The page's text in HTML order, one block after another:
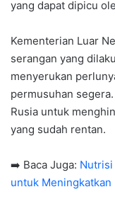
yang dapat dipicu
Kementerian Luar
serangan yang
menyerukan
permusuhan
Rusia untuk
yang sudah rentan.
➡️ Baca Juga: Nutrisi
untuk Meningkatkan